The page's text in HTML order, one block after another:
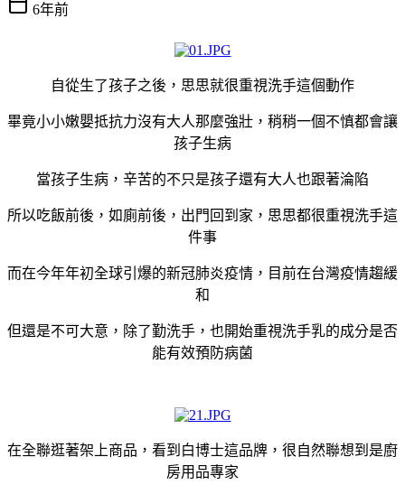
6年前
自從生了孩子之後，思思就很重視洗手這個動作
畢竟小小嫩嬰抵抗力沒有大人那麼強壯，稍稍一個不慎都會讓
孩子生病
當孩子生病，辛苦的不只是孩子還有大人也跟著淪陷
所以吃飯前後，如廁前後，出門回到家，思思都很重視洗手這
件事
而在今年年初全球引爆的新冠肺炎疫情，目前在台灣疫情趨緩
和
但還是不可大意，除了勤洗手，也開始重視洗手乳的成分是否
能有效預防病菌
在全聯逛著架上商品，看到白博士這品牌，很自然聯想到是廚
房用品專家